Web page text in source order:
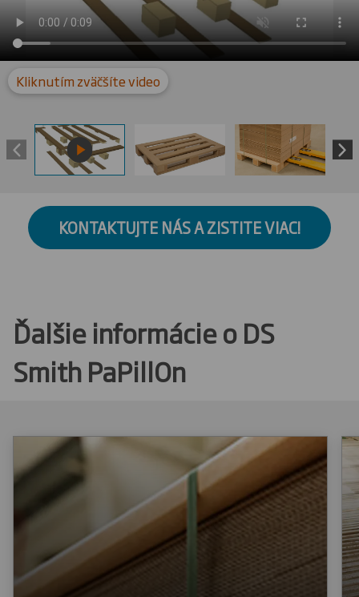
Kliknutím zväčšíte video
KONTAKTUJTE NÁS A ZISTITE VIAC!
Ďalšie informácie o DS
Smith PaPillOn